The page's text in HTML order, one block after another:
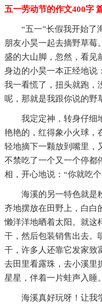
五一劳动节的作文400字
“五一”长假我开始了
朋友小昊一起去摘野草莓
盛的大山脚，忽然，看见
身边的小昊一本正经地说
我一看慌了，扭头就跑，
呢，那就是我跟你说的野
我定定神，转身仔细
艳艳的，红得象小火球，
轻地摘下一颗放到嘴里，
不禁吃了一个又一个停都
相，开心地说：“你就吃
海溪的另一特色就是
齐地摆放在田野上，白白
懒洋洋地晒着太阳。就这
干，然后包装销售出去。
干，许多人还靠它发家致
去田里看露珠，去小溪里
星星，伴着一片蛙声入睡。
海溪真好玩呀！让我